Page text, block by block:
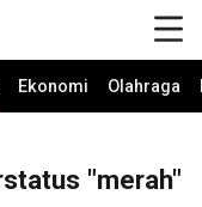
Ekonomi Olahraga
"merah"